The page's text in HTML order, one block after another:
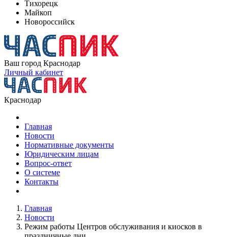
Тихорецк
Майкоп
Новороссийск
Ваш город Краснодар
Личный кабинет
Краснодар
Главная
Новости
Нормативные документы
Юридическим лицам
Вопрос-ответ
О системе
Контакты
Главная
Новости
Режим работы Центров обслуживания и киосков в